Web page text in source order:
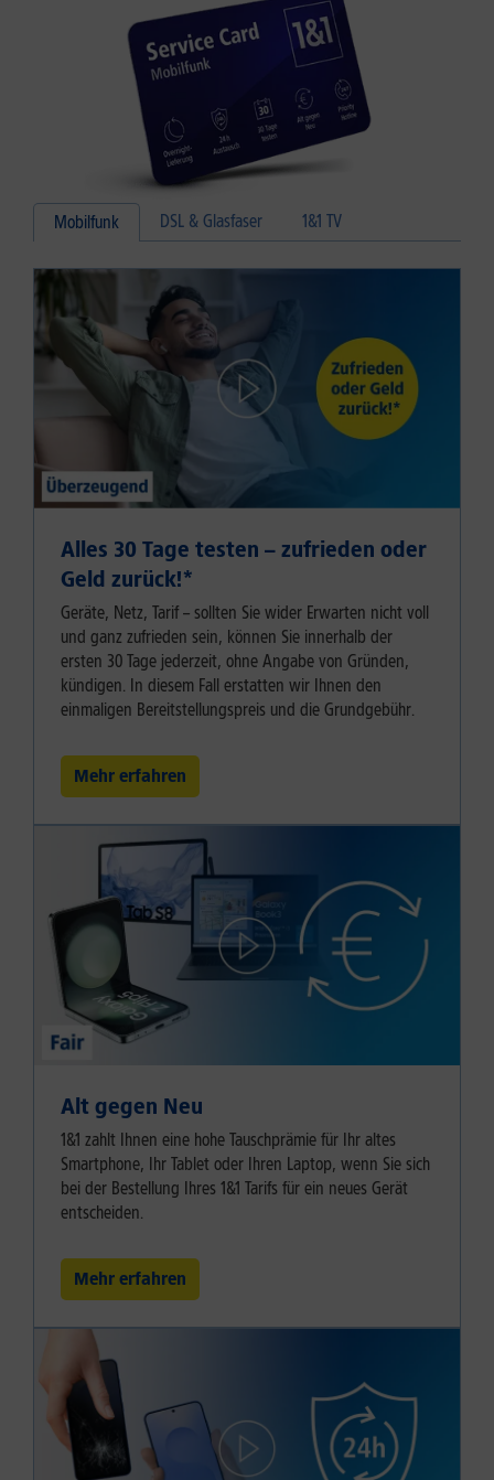
Mobilfunk DSL & Glasfaser 1&1 TV
Alles 30 Tage testen – zufrieden oder
Geld zurück!⁠*
Geräte, Netz, Tarif – sollten Sie wider Erwarten nicht voll
und ganz zufrieden sein, können Sie innerhalb der
ersten 30 Tage jederzeit, ohne Angabe von Gründen,
kündigen. In diesem Fall erstatten wir Ihnen den
einmaligen Bereitstellungspreis und die Grundgebühr.
Mehr erfahren
Alt gegen Neu
1&1 zahlt Ihnen eine hohe Tauschprämie für Ihr altes
Smartphone, Ihr Tablet oder Ihren Laptop, wenn Sie sich
bei der Bestellung Ihres 1&1 Tarifs für ein neues Gerät
entscheiden.
Mehr erfahren